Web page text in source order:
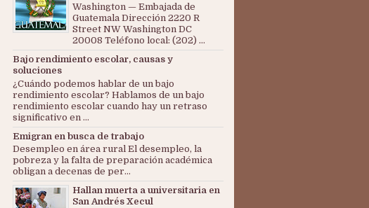
Washington — Embajada de
Guatemala Dirección 2220 R
Street NW Washington DC
20008 Teléfono local: (202) ...
Bajo rendimiento escolar, causas y
soluciones
¿Cuándo podemos hablar de un bajo
rendimiento escolar? Hablamos de un bajo
rendimiento escolar cuando hay un retraso
significativo en ...
Emigran en busca de trabajo
Desempleo en área rural El desempleo, la
pobreza y la falta de preparación académica
obligan a decenas de per...
Hallan muerta a universitaria en
San Andrés Xecul